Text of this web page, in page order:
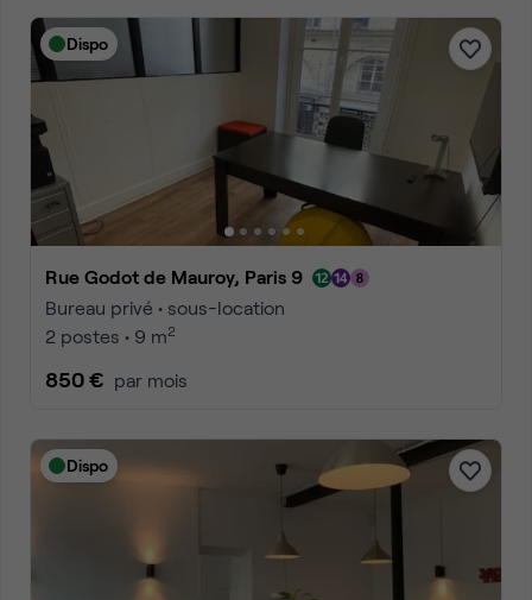
Dispo
Rue Godot de Mauroy, Paris 9
Bureau privé • sous-location
2 postes • 9 m2
850 € par mois
Dispo